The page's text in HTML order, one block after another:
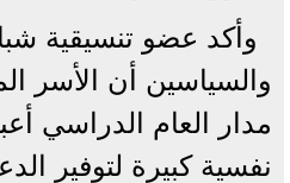
وأكد عضو تنسيقية
والسياسين أن الأسر
مدار العام الدراسي
نفسية كبيرة لتوفير